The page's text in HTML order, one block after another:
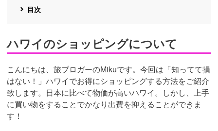
目次
ハワイのショッピングについて
こんにちは、旅ブロガーのMikuです。今回は「知ってて損
はない！」ハワイでお得にショッピングする方法をご紹介
致します。日本に比べて物価が高いハワイ。しかし、上手
に買い物をすることでかなり出費を抑えることができま
す！